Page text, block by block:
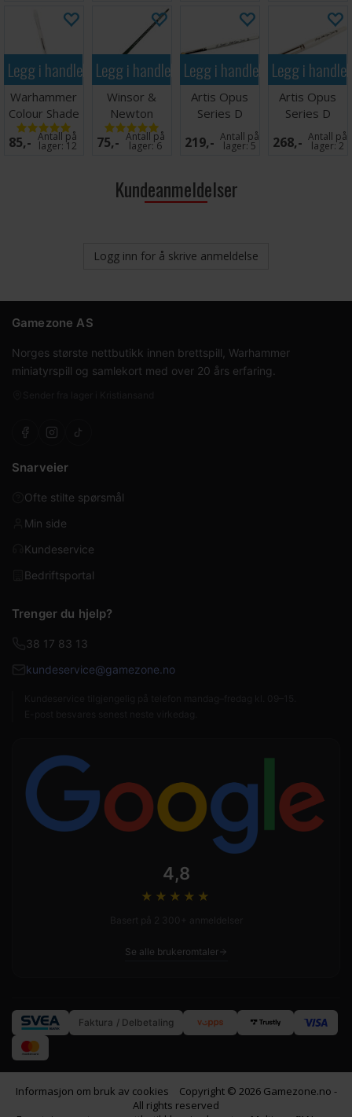
Legg i handlekurven
Warhammer
Colour Shade
Brush L
85,- Antall på
lager: 12
Legg i handlekurven
Winsor &
Newton
Winton Round
Størrelse 8
75,- Antall på
lager:6
Legg i handlekurven
Artis Opus
Series D
Drybrush XS+
219,- Antall på
lager:5
Legg i
Artis Opus
Series D
Drybrush L
268,- Antall på
lager:2
Kundeanmeldelser
Logg inn for å skrive anmeldelse
Gamezone AS
Norges største nettbutikk innen brettspill, Warhammer
miniatyrspill og samlekort med over 20 års erfaring.
Snarveier
Ofte stilte spørsmål
Min side
Kundeservice
Bedriftsportal
Trenger du hjelp?
38 17 83 13
kundeservice@gamezone.no
4,8
★★★★ ★
Se alle brukeromtaler
Faktura / Delbetaling
Informasjon om bruk av cookies
Copyright © 2026 Gamezone.no -
All rights reserved